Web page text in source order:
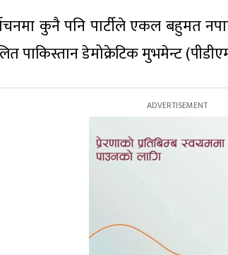
कुनै पनि पार्टीले एकल बहुमत
पाकिस्तान डेमोक्रेटिक मुभमेन्ट